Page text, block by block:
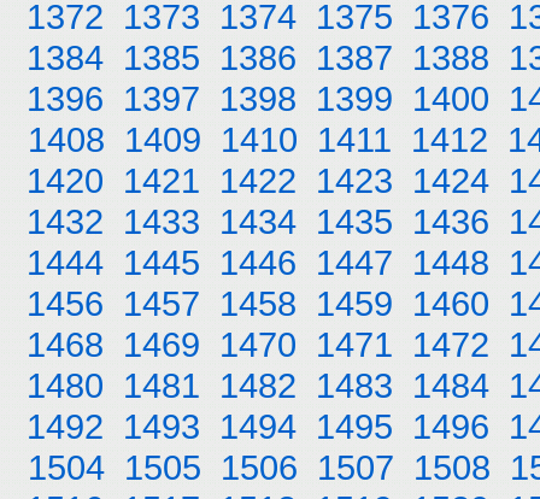
1372 1373 1374 1375 1376
1384 1385 1386 1387 1388
1396 1397 1398 1399 1400
1408 1409 1410 1411 1412
1420 1421 1422 1423 1424
1432 1433 1434 1435 1436
1444 1445 1446 1447 1448
1456 1457 1458 1459 1460
1468 1469 1470 1471 1472
1480 1481 1482 1483 1484
1492 1493 1494 1495 1496
1504 1505 1506 1507 1508